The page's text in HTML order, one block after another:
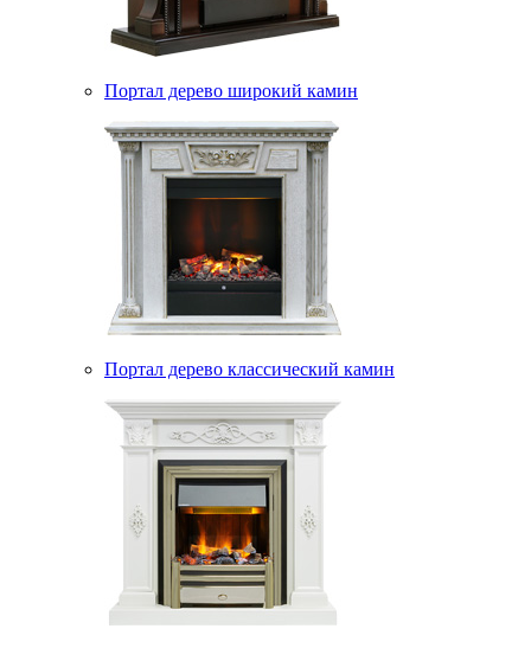
Портал дерево широкий камин
Портал дерево классический камин